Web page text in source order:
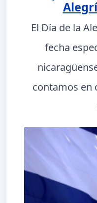
El Día de la
fecha
contamos en